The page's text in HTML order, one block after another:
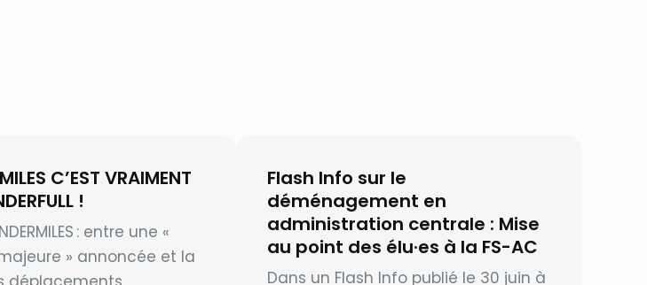
C’EST VRAIMENT
!
: entre une «
» annoncée et la
Flash Info sur le
déménagement en
administration centrale : Mise
au point des élu·es à la FS-AC
Dans un Flash Info publié le 30 juin à